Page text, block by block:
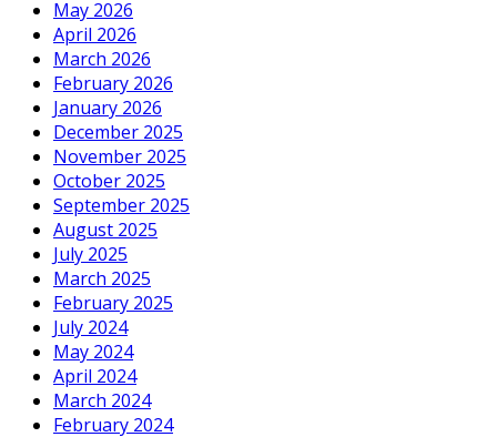
May 2026
April 2026
March 2026
February 2026
January 2026
December 2025
November 2025
October 2025
September 2025
August 2025
July 2025
March 2025
February 2025
July 2024
May 2024
April 2024
March 2024
February 2024